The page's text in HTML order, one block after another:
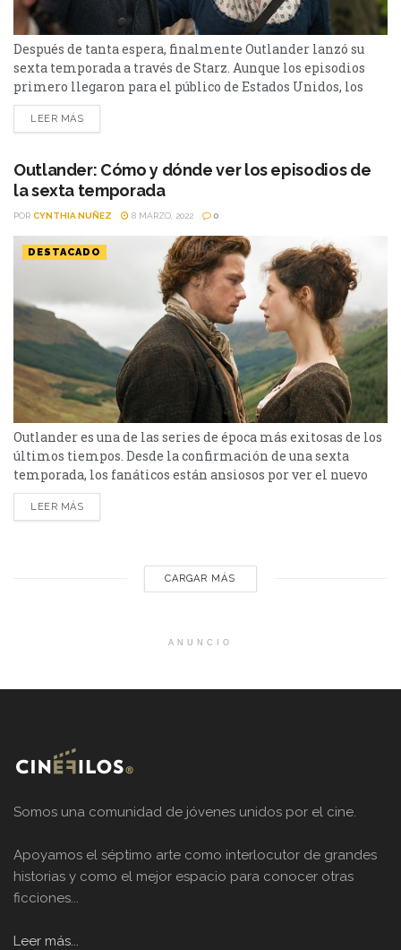
Después de tanta espera, finalmente Outlander lanzó su
sexta temporada a través de Starz. Aunque los episodios
primero llegaron para el público de Estados Unidos, los
fanáticos de Latinoamérica ya pueden ver la nueva entrega
a través de Star Plus. Sin lugar a dudas, todo indica que esta
momentos...
LEER MÁS
Outlander: Cómo y dónde ver los episodios de
la sexta temporada
POR CYNTHIA NUÑEZ 8 MARZO, 2022 0
DESTACADO
Outlander es una de las series de época más exitosas de los
últimos tiempos. Desde la confirmación de una sexta
temporada, los fanáticos están ansiosos por ver el nuevo
capítulo en las vidas de Jamie y Claire. Sin embargo,
debido a la pandemia, la serie se demoró mucho tiempo en
LEER MÁS
CARGAR MÁS
ANUNCIO
Somos una comunidad de jóvenes unidos por el cine.
Apoyamos el séptimo arte como interlocutor de grandes
historias y como el mejor espacio para conocer otras
ficciones...
Leer más...